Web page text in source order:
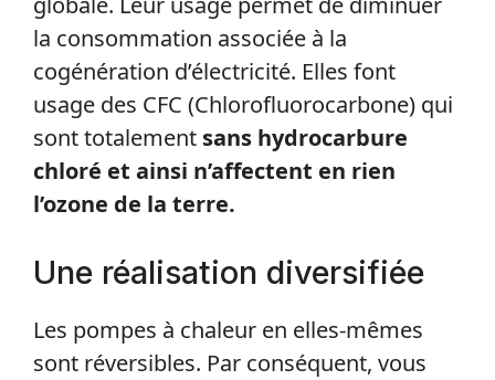
la consommation associée à la
cogénération d’électricité. Elles font
usage des CFC (Chlorofluorocarbone) qui
sont totalement sans hydrocarbure
chloré et ainsi n’affectent en rien
l’ozone de la terre.
Une réalisation diversifiée
Les pompes à chaleur en elles-mêmes
sont réversibles. Par conséquent, vous